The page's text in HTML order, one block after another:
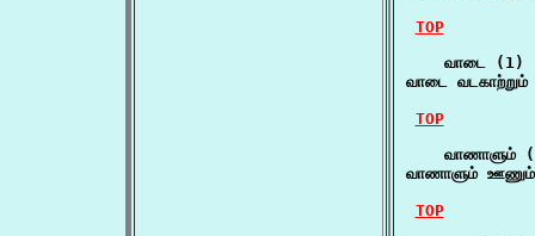
TOP
    வாடை (1)
வாடை
TOP
வாணாளும்
வாணாளும்
TOP